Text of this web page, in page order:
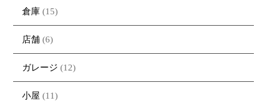
倉庫 (15)
店舗 (6)
ガレージ (12)
小屋 (11)